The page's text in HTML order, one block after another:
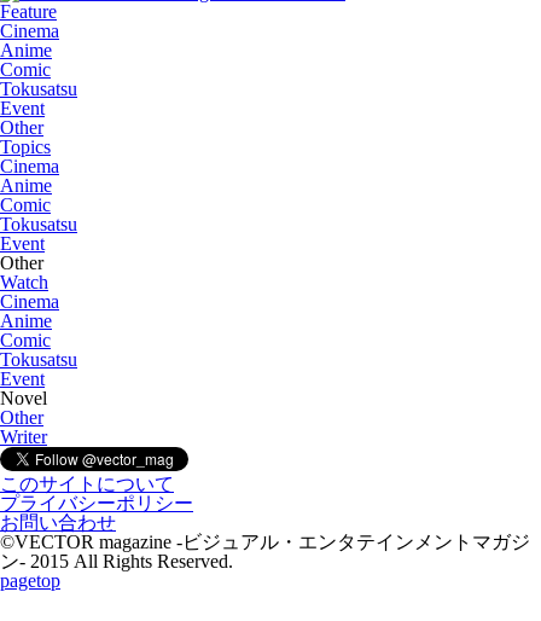
Feature
Cinema
Anime
Comic
Tokusatsu
Event
Other
Topics
Cinema
Anime
Comic
Tokusatsu
Event
Other
Watch
Cinema
Anime
Comic
Tokusatsu
Event
Novel
Other
Writer
このサイトについて
プライバシーポリシー
お問い合わせ
©VECTOR magazine -ビジュアル・エンタテインメントマガジ
ン- 2015 All Rights Reserved.
pagetop